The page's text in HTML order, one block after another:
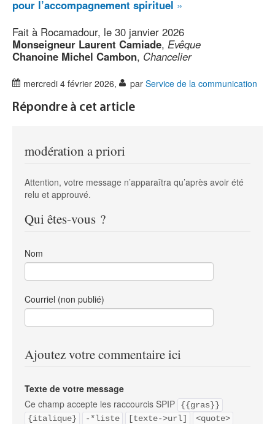
pour l’accompagnement spirituel »
Fait à Rocamadour, le 30 janvier 2026
Monseigneur Laurent Camiade, Evêque
Chanoine Michel Cambon, Chancelier
mercredi 4 février 2026, par Service de la communication
Répondre à cet article
modération a priori
Attention, votre message n’apparaîtra qu’après avoir été
relu et approuvé.
Qui êtes-vous ?
Nom
Courriel (non publié)
Ajoutez votre commentaire ici
Texte de votre message
Ce champ accepte les raccourcis SPIP
{{gras}}
{italique}
-*liste [texte->url]
<quote>